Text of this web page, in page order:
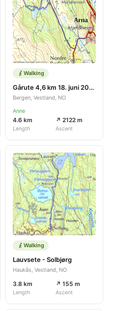
Walking
Gårute 4,6 km 18. juni 2026
Bergen, Vestland, NO
Anne
4.6 km
Length
↗ 2122 m
Ascent
Walking
Lauvsete - Solbjørg
Haukås, Vestland, NO
3.8 km
Length
↗ 155 m
Ascent